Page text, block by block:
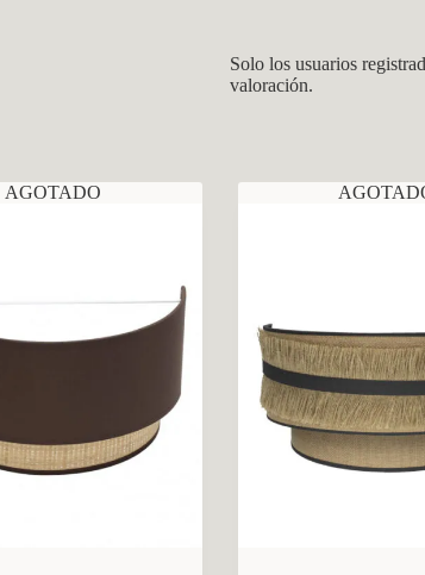
Solo los usuarios
valoración.
AGOTADO